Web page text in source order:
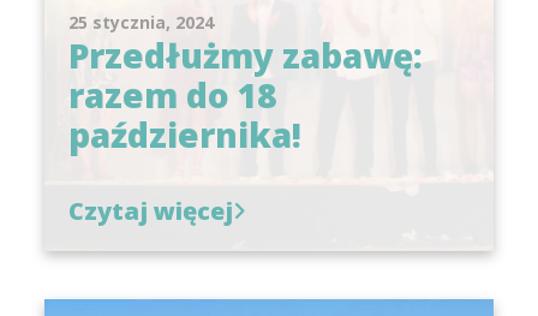
25 stycznia, 2024
Przedłużmy zabawę:
razem do 18
października!
Czytaj więcej